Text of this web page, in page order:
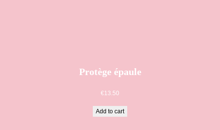
Protège épaule
€13.50
Add to cart